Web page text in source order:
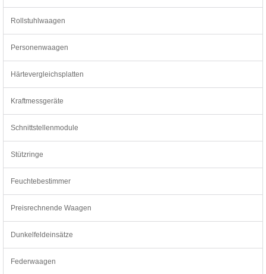
Rollstuhlwaagen
Personenwaagen
Härtevergleichsplatten
Kraftmessgeräte
Schnittstellenmodule
Stützringe
Feuchtebestimmer
Preisrechnende Waagen
Dunkelfeldeinsätze
Federwaagen